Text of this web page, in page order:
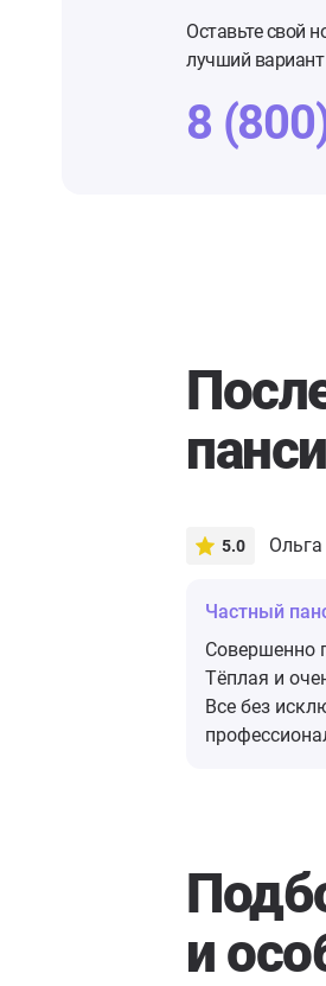
Оставьте свой
лучший
8
5.0
Частный
Совершенно
Тëплая и
Все без
больных и
Абсолютно
встретить
и